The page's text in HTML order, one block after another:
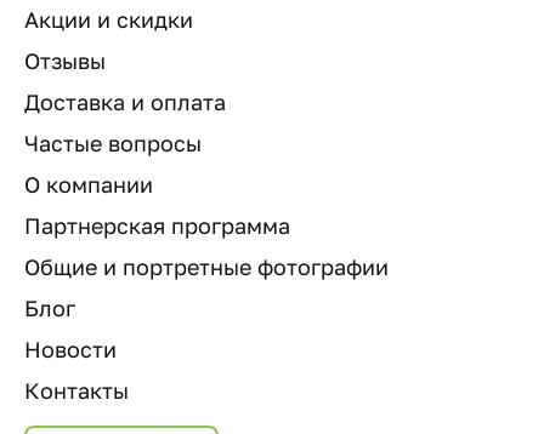
Акции и скидки
Отзывы
Доставка и оплата
Частые вопросы
О компании
Партнерская программа
Общие и портретные фотографии
Блог
Новости
Контакты